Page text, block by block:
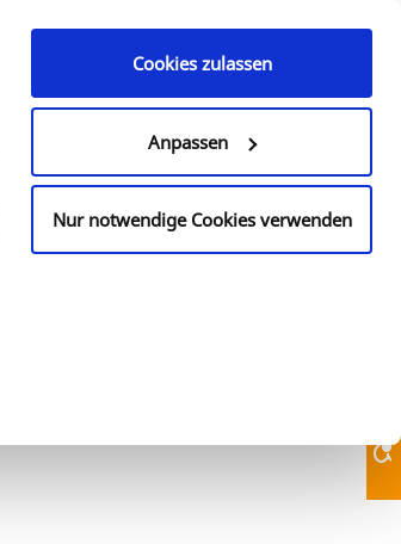
Cookies zulassen
Anpassen
Nur notwendige Cookies verwenden
610-933-2088